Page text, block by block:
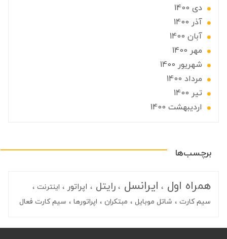
دی 1400
آذر 1400
آبان 1400
مهر 1400
شهریور 1400
مرداد 1400
تير 1400
ارديبهشت 1400
برچسب‌ها
همراه اول ایرانسل رایتل اپراتور
اینترنت
سیم کارت
شاتل موبایل مبتکران اپراتورها سیم کارت فعال